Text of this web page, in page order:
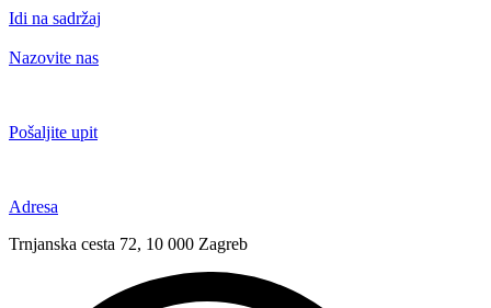
Idi na sadržaj
Nazovite nas
Pošaljite upit
Adresa
Trnjanska cesta 72, 10 000 Zagreb